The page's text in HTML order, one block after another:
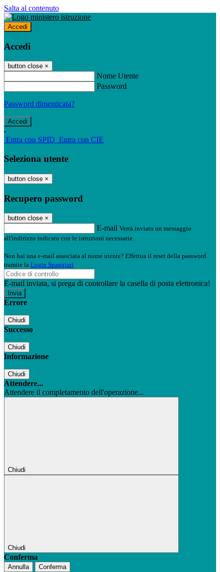
Salta al contenuto
Accedi
Accedi
button close ×
Nome Utente
Password
Password dimenticata?
-
Entra con SPID Entra con CIE
Seleziona utente
button close ×
Recupero password
button close ×
E-mail Verrà inviato un messaggio
all'indirizzo indicato con le istruzioni necessarie.
Non hai una e-mail associata al nome utente? Effettua il reset della password
tramite la Login Spaggiari
E-mail inviata, si prega di controllare la casella di posta elettronica!
Errore
Chiudi
Successo
Chiudi
Informazione
Chiudi
Attendere...
Attendere il completamento dell'operazione...
Chiudi
Chiudi
Conferma
Annulla Conferma